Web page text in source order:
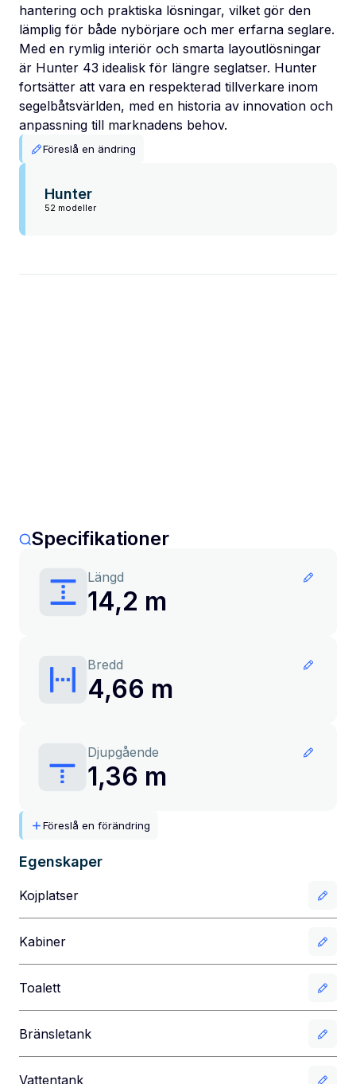
hantering och praktiska lösningar, vilket gör den
lämplig för både nybörjare och mer erfarna seglare.
Med en rymlig interiör och smarta layoutlösningar
är Hunter 43 idealisk för längre seglatser. Hunter
fortsätter att vara en respekterad tillverkare inom
segelbåtsvärlden, med en historia av innovation och
anpassning till marknadens behov.
Föreslå en ändring
Hunter
52 modeller
Specifikationer
Längd
14,2 m
Bredd
4,66 m
Djupgående
1,36 m
Föreslå en förändring
Egenskaper
Kojplatser
Kabiner
Toalett
Bränsletank
Vattentank